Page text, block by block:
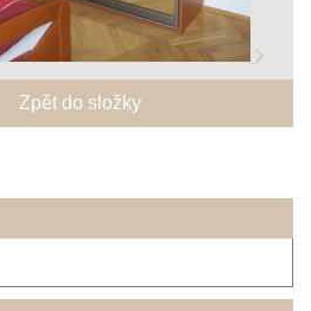
Zpět do složky